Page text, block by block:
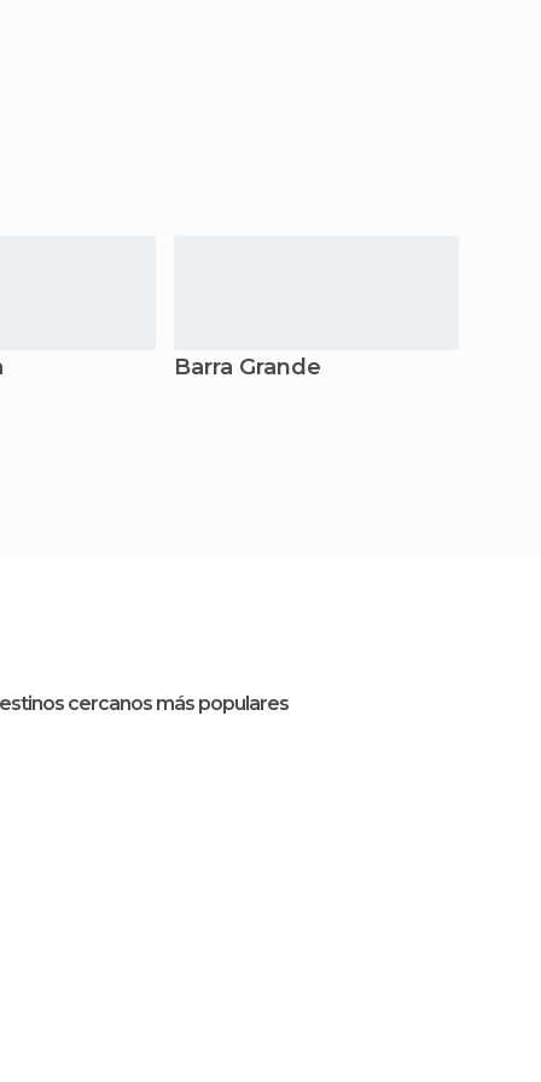
Barra Grande
cercanos más populares